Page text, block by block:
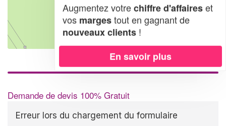
Leaflet| Map data ©OpenStreetMap contributors,CC-BY-SA
Demande de devis 100% Gratuit
Erreur lors du chargement du formulaire
Augmentez votrechiffre d'affaireset
vos margestout en gagnant de
nouveaux clients !
En savoir plus